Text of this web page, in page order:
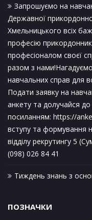
Запрошуємо на
Державної
Хмельницького всіх
професію
професіоналом своєї
разом з
навчальних справ для
Подати заявку на
анкету та долучайся
посиланням: https://
вступу та формування
відділу рекрутингу 5
(098) 026 84 41
Тиждень знань з
ПОЗНАЧКИ